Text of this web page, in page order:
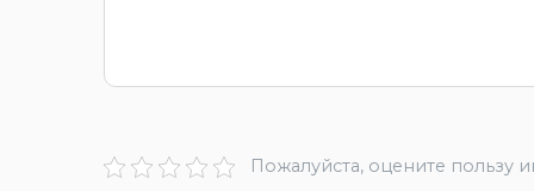
Пожалуйста, оцените пользу